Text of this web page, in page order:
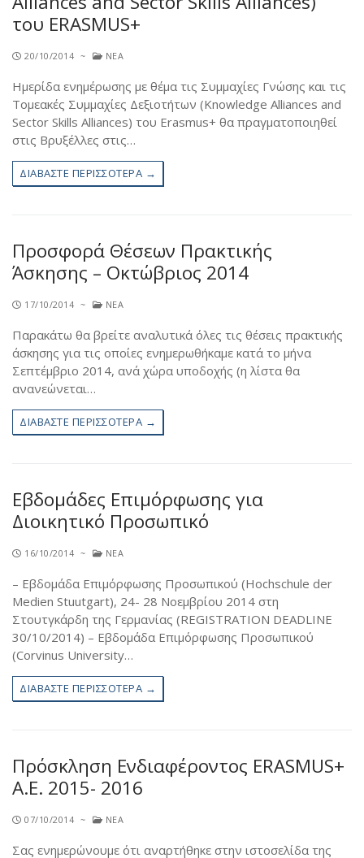
Κινητικότητα για διδασκαλία
Κινητικότητα για επιμόρφωση
Συνεργαζόμενα ιδρύματα
Δήλωση Πολιτικής ERASMUS+ 2021- 2027
Πανεπιστημιακός χάρτης Erasmus+ 2021 – 2027
Χάρτης φοιτητή Erasmus+
Εμπειρίες Φοιτητών
Τρέχουσες Προκηρύξεις
Welcome
Incoming student information
Partner institutions
Course catalogue
Erasmus+ Student Charter
Erasmus+ Policy Statement 2014 – 2020
Erasmus+ Charter for Higher Education (ECHE) 2021 –
Erasmus+ Policy Statement 2021 – 2027
Contact Us
του ERASMUS+
20/10/2014 ~ ΝΈΑ
Ημερίδα ενημέρωσης με θέμα τις Συμμαχίες Γνώσης και τις
Τομεακές Συμμαχίες Δεξιοτήτων (Knowledge Alliances and
Sector Skills Alliances) του Erasmus+ θα πραγματοποιηθεί
στις Βρυξέλλες στις…
ΔΙΑΒΆΣΤΕ ΠΕΡΙΣΣΌΤΕΡΑ →
Προσφορά Θέσεων Πρακτικής
Άσκησης – Οκτώβριος 2014
17/10/2014 ~ ΝΈΑ
Παρακάτω θα βρείτε αναλυτικά όλες τις θέσεις πρακτικής
άσκησης για τις οποίες ενημερωθήκαμε κατά το μήνα
Σεπτέμβριο 2014, ανά χώρα υποδοχής (η λίστα θα
ανανεώνεται…
ΔΙΑΒΆΣΤΕ ΠΕΡΙΣΣΌΤΕΡΑ →
Εβδομάδες Επιμόρφωσης για
Διοικητικό Προσωπικό
16/10/2014 ~ ΝΈΑ
– Εβδομάδα Επιμόρφωσης Προσωπικού (Hochschule der
Medien Stuutgart), 24- 28 Νοεμβρίου 2014 στη
Στουτγκάρδη της Γερμανίας (REGISTRATION DEADLINE
30/10/2014) – Εβδομάδα Επιμόρφωσης Προσωπικού
(Corvinus University…
ΔΙΑΒΆΣΤΕ ΠΕΡΙΣΣΌΤΕΡΑ →
Πρόσκληση Ενδιαφέροντος ERASMUS+
Α.Ε. 2015- 2016
07/10/2014 ~ ΝΈΑ
Σας ενημερώνουμε ότι αναρτήθηκε στην ιστοσελίδα της